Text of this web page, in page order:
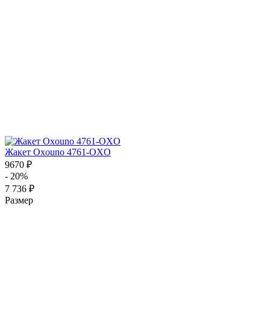
Жакет Oxouno 4761-OXO
9670 ₽
- 20%
7 736 ₽
Размер